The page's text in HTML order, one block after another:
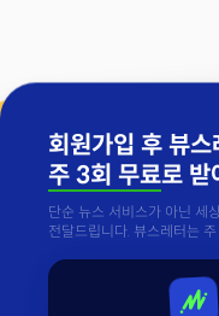
회원가입 후 뷰스
주 3회 무료로 받
단순 뉴스 서비스가 아닌 세
전달드립니다. 뷰스레터는